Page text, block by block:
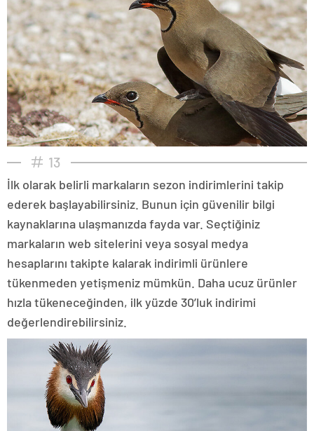
13
İlk olarak belirli markaların sezon indirimlerini takip
ederek başlayabilirsiniz. Bunun için güvenilir bilgi
kaynaklarına ulaşmanızda fayda var. Seçtiğiniz
markaların web sitelerini veya sosyal medya
hesaplarını takipte kalarak indirimli ürünlere
tükenmeden yetişmeniz mümkün. Daha ucuz ürünler
hızla tükeneceğinden, ilk yüzde 30’luk indirimi
değerlendirebilirsiniz.